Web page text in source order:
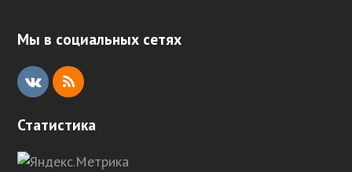
Мы в социальных сетях
V
R
Статистика